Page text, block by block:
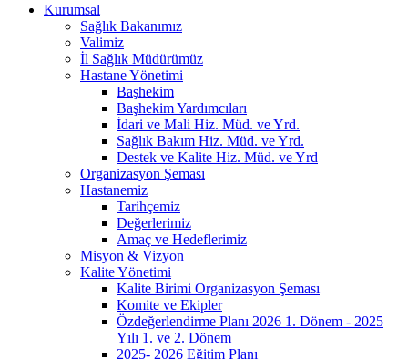
Kurumsal
Sağlık Bakanımız
Valimiz
İl Sağlık Müdürümüz
Hastane Yönetimi
Başhekim
Başhekim Yardımcıları
İdari ve Mali Hiz. Müd. ve Yrd.
Sağlık Bakım Hiz. Müd. ve Yrd.
Destek ve Kalite Hiz. Müd. ve Yrd
Organizasyon Şeması
Hastanemiz
Tarihçemiz
Değerlerimiz
Amaç ve Hedeflerimiz
Misyon & Vizyon
Kalite Yönetimi
Kalite Birimi Organizasyon Şeması
Komite ve Ekipler
Özdeğerlendirme Planı 2026 1. Dönem - 2025
Yılı 1. ve 2. Dönem
2025- 2026 Eğitim Planı